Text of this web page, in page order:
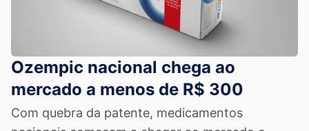
Ozempic nacional chega ao
mercado a menos de R$ 300
Com quebra da patente, medicamentos